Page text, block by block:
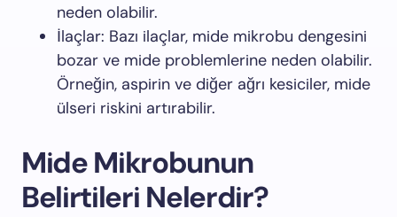
neden olabilir.
İlaçlar: Bazı ilaçlar, mide mikrobu dengesini
bozar ve mide problemlerine neden olabilir.
Örneğin, aspirin ve diğer ağrı kesiciler, mide
ülseri riskini artırabilir.
Mide Mikrobunun
Belirtileri Nelerdir?